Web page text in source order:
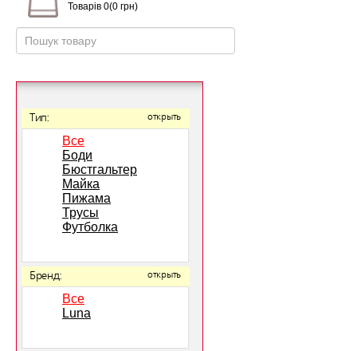
Товарів 0(0 грн)
Тип: открыть
Все
Боди
Бюстгальтер
Майка
Пижама
Трусы
Футболка
Бренд: открыть
Все
Luna